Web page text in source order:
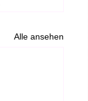
Alle ansehen